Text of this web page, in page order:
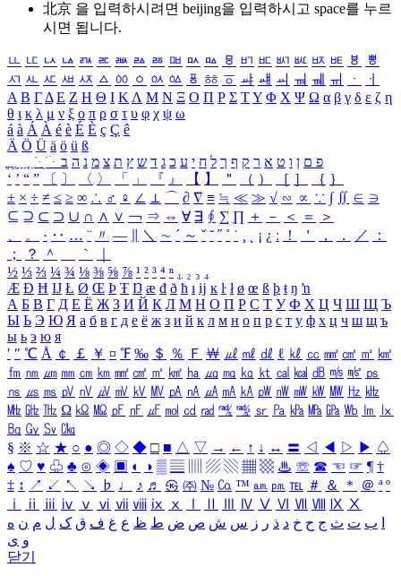
北京 을 입력하시려면 beijing을 입력하시고 space를 누르
시면 됩니다.
ㅥ ㅦ ㅧ ㅨ ㅩ ㅪ ㅫ ㅬ ㅭ ㅮ ㅯ ㅰ ㅱ ㅲ ㅳ ㅴ ㅵ ㅶ ㅷ ㅸ
ㅹ
ㅺ ㅻ ㅼ ㅽ ㅾ ㅿ ㆀ ㆁ ㆂ ㆃ ㆄ ㆅ ㆆ ㆇ ㆈ ㆉ ㆊ ㆋ ㆌ ㆍ
ㆎ
Α Β ΓΔ Ε Ζ Η Θ Ι ΚΛ Μ Ν Ξ Ο Π Ρ Σ ΤΥ Φ Χ Ψ Ω α β γ δ ε ζ η
θ ι κ λ μ ν ξ ο π ρ σ τ υ φ χ ψ ω
á à Á À é è É È ç Ç ê
Ä Ö Ü ä ö ü ß
ִֶֹ ֻּ ׁׂ פ ם ן ו ט א ר ק ף ך ל ח י ע כ ג ד ש ץ ת צ מ נ ה ב
‘ ’ “ ” 〔 〕 〈 〉 「 」 『 』 【 】 ＂ （ ） ［ ］ ｛ ｝
± × ÷ ≠ ≤ ≥ ∞ ∴ ♂ ♀ ∠ ⊥ ⌒ ∂ ∇ ≡ ≒ ≪ ≫ √ ∽ ∝ ∵ ∫ ∬ ∈ ∋
⊆ ⊇ ⊂ ⊃ ∪ ∩ ∧ ∨ ￢ ⇒ ⇔ ∀ ∃ ∮ ∑ ∏ ＋ － ＜ ＝
＞
、
。 · ‥ … ¨ 〃 ― ＼ ∼ ´ ～ ˇ ˘ ˝ ˚ ˙ ¸ ¡ ¿ ː ！ ＇ ， ． ／
：
；
？ ＾ ｀
½ ⅓ ⅔ ¼ ¾ ⅛ ⅜ ⅝ ⅞ ¹ ² ³ ⁴ ⁿ ₁ ₂ ₃ ₄
Æ Ð Ħ Ĳ Ł Ø Œ Þ Ŧ Ŋ æ đ ð ħ ı ĳ ĸ ŀ ł ø œ ß þ ŧ ŋ ŉ
А Б В Г Д Е Ё Ж З И Й К Л М Н О П Р С Т У Ф Х Ц Ч Ш Щ Ъ
Ы Ь Э Ю Я а б в г д е ё ж з и й к л м н о п р с т у ф х ц ч ш щ ъ
ы ь э ю я
′ ″ ℃ Å ￠ ￡ ￥ ¤ ℉ ‰ ＄ ％ Ｆ ￦ ㎕ ㎖ ㎗ ℓ ㎘ ㏄ ㎣ ㎤ ㎥ ㎦
㎙ ㎚ ㎛ ㎜ ㎝ ㎞ ㎟ ㎠ ㎡ ㎢ ㏊ ㎍ ㎎ ㎏ ㏏ ㎈ ㎉ ㏈ ㎧ ㎨ ㎰
㎱ ㎲ ㎳ ㎴ ㎵ ㎶ ㎷ ㎸ ㎹ ㎀ ㎁ ㎂ ㎃ ㎄ ㎺ ㎻ ㎽ ㎾ ㎿ ㎐ ㎑
㎒ ㎓ ㎔ Ω ㏀ ㏁ ㎊ ㎋ ㎌ ㏖ ㏅ ㎭ ㎮ ㎯ ㏛ ㎩ ㎪ ㎫ ㎬ ㏝ ㏐
㏓
㏃ ㏉ ㏜ ㏆
§ ※ ☆ ★ ○ ● ◎ ◇ ◆ □ ■ △ ▽ → ← ↑ ↓ ↔ 〓 ◁ ◀ ▷ ▶ ♤
♠ ♡ ♥ ♧ ♣ ⊙ ◈ ▣ ◐ ◑ ▒ ▤ ▨ ▧ ▦ ▩ ♨ ☏ ☎ ☜ ☞ ¶ †
‡ ↕ ↗ ↙ ↖ ↘ ♭ ♩ ♪ ♬ ㉿ ㈜ № ㏇ ™ ㏂ ㏘ ℡ ＃ ＆ ＊ ＠ ª º
ⅰ
ⅱ ⅲ ⅳ ⅴ ⅵ ⅶ ⅷ ⅸ ⅹ Ⅳ Ⅴ Ⅵ Ⅶ Ⅷ Ⅸ Ⅹ
ب ت ث ج ح خ د ذ ر ز س ش ص ض ط ظ ع غ ف ق ک ل م ن ه
و ی
닫기